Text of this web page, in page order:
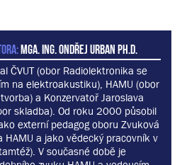
MgA. Ing. Ondřej Urban Ph.D.
ČVUT (obor Radiolektronika se
na elektroakustiku), HAMU (obor
a Konzervatoř Jaroslava
skladba). Od roku 2000 působil
externí pedagog oboru Zvuková
HAMU a jako vědecký pracovník v
V současné době je